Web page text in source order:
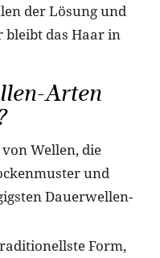
der Lösung und
bleibt das Haar in
Arten
Wellen, die
und
Dauerwellen-
Form,